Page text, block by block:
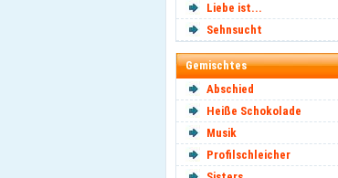
Liebe ist...
Sehnsucht
Gemischtes
Abschied
Heiße Schokolade
Musik
Profilschleicher